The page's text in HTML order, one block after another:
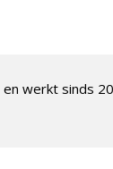
werkt sinds